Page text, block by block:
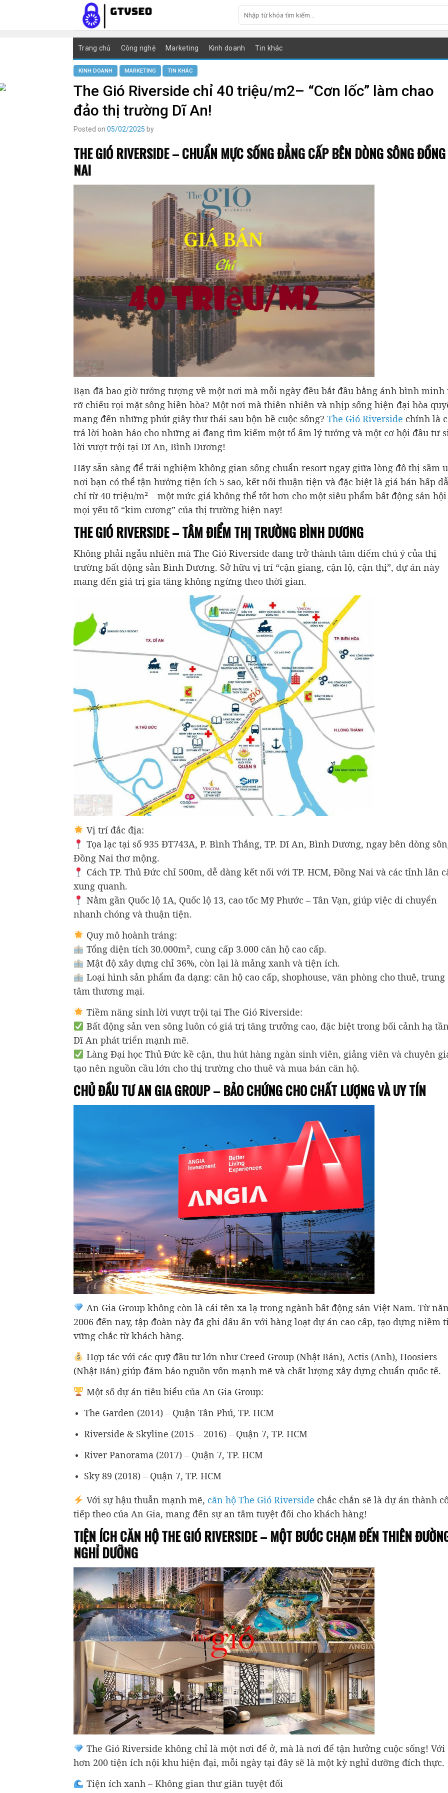
Trang chủ Công nghệ Marketing Kinh doanh Tin khác
KINH DOANH MARKETING TIN KHÁC
The Gió Riverside chỉ 40 triệu/m2– “Cơn lốc” làm chao
đảo thị trường Dĩ An!
Posted on 05/02/2025 by
THE GIÓ RIVERSIDE – CHUẨN MỰC SỐNG ĐẲNG CẤP BÊN DÒNG SÔNG ĐỒNG
NAI
Bạn đã bao giờ tưởng tượng về một nơi mà mỗi ngày đều bắt đầu bằng ánh bình minh
rỡ chiếu rọi mặt sông hiền hòa? Một nơi mà thiên nhiên và nhịp sống hiện đại hòa
mang đến những phút giây thư thái sau bộn bề cuộc sống? The Gió Riverside chính là
trả lời hoàn hảo cho những ai đang tìm kiếm một tổ ấm lý tưởng và một cơ hội đầu tư
lời vượt trội tại Dĩ An, Bình Dương!
Hãy sẵn sàng để trải nghiệm không gian sống chuẩn resort ngay giữa lòng đô thị sầm
nơi bạn có thể tận hưởng tiện ích 5 sao, kết nối thuận tiện và đặc biệt là giá bán hấp
chỉ từ 40 triệu/m² – một mức giá không thể tốt hơn cho một siêu phẩm bất động sản
mọi yếu tố “kim cương” của thị trường hiện nay!
THE GIÓ RIVERSIDE – TÂM ĐIỂM THỊ TRƯỜNG BÌNH DƯƠNG
Không phải ngẫu nhiên mà The Gió Riverside đang trở thành tâm điểm chú ý của thị
trường bất động sản Bình Dương. Sở hữu vị trí “cận giang, cận lộ, cận thị”, dự án này
mang đến giá trị gia tăng không ngừng theo thời gian.
Vị trí đắc địa:
Tọa lạc tại số 935 ĐT743A, P. Bình Thắng, TP. Dĩ An, Bình Dương, ngay bên dòng
Đồng Nai thơ mộng.
Cách TP. Thủ Đức chỉ 500m, dễ dàng kết nối với TP. HCM, Đồng Nai và các tỉnh lân
xung quanh.
Nằm gần Quốc lộ 1A, Quốc lộ 13, cao tốc Mỹ Phước – Tân Vạn, giúp việc di chuyển
nhanh chóng và thuận tiện.
Quy mô hoành tráng:
Tổng diện tích 30.000m², cung cấp 3.000 căn hộ cao cấp.
Mật độ xây dựng chỉ 36%, còn lại là mảng xanh và tiện ích.
Loại hình sản phẩm đa dạng: căn hộ cao cấp, shophouse, văn phòng cho thuê, trung
tâm thương mại.
Tiềm năng sinh lời vượt trội tại The Gió Riverside:
Bất động sản ven sông luôn có giá trị tăng trưởng cao, đặc biệt trong bối cảnh hạ
Dĩ An phát triển mạnh mẽ.
Làng Đại học Thủ Đức kề cận, thu hút hàng ngàn sinh viên, giảng viên và chuyên
tạo nên nguồn cầu lớn cho thị trường cho thuê và mua bán căn hộ.
CHỦ ĐẦU TƯ AN GIA GROUP – BẢO CHỨNG CHO CHẤT LƯỢNG VÀ UY TÍN
An Gia Group không còn là cái tên xa lạ trong ngành bất động sản Việt Nam. Từ
2006 đến nay, tập đoàn này đã ghi dấu ấn với hàng loạt dự án cao cấp, tạo dựng niềm
vững chắc từ khách hàng.
Hợp tác với các quỹ đầu tư lớn như Creed Group (Nhật Bản), Actis (Anh), Hoosiers
(Nhật Bản) giúp đảm bảo nguồn vốn mạnh mẽ và chất lượng xây dựng chuẩn quốc tế.
Một số dự án tiêu biểu của An Gia Group:
The Garden (2014) – Quận Tân Phú, TP. HCM
Riverside & Skyline (2015 – 2016) – Quận 7, TP. HCM
River Panorama (2017) – Quận 7, TP. HCM
Sky 89 (2018) – Quận 7, TP. HCM
Với sự hậu thuẫn mạnh mẽ, căn hộ The Gió Riverside chắc chắn sẽ là dự án thành
tiếp theo của An Gia, mang đến sự an tâm tuyệt đối cho khách hàng!
TIỆN ÍCH CĂN HỘ THE GIÓ RIVERSIDE – MỘT BƯỚC CHẠM ĐẾN THIÊN
NGHỈ DƯỠNG
The Gió Riverside không chỉ là một nơi để ở, mà là nơi để tận hưởng cuộc sống! Với
hơn 200 tiện ích nội khu hiện đại, mỗi ngày tại đây sẽ là một kỳ nghỉ dưỡng đích thực.
Tiện ích xanh – Không gian thư giãn tuyệt đối